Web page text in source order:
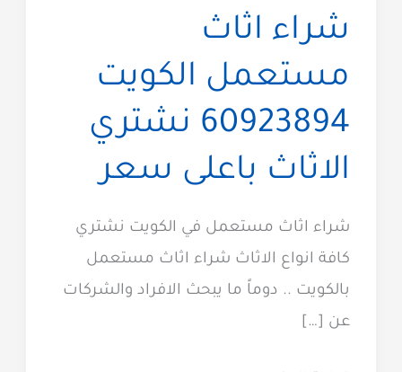
شراء اثاث
مستعمل الكويت
60923894 نشتري
الاثاث باعلى سعر
شراء اثاث مستعمل في الكويت نشتري
كافة انواع الاثاث شراء اثاث مستعمل
بالكويت .. دوماً ما يبحث الافراد والشركات
عن […]